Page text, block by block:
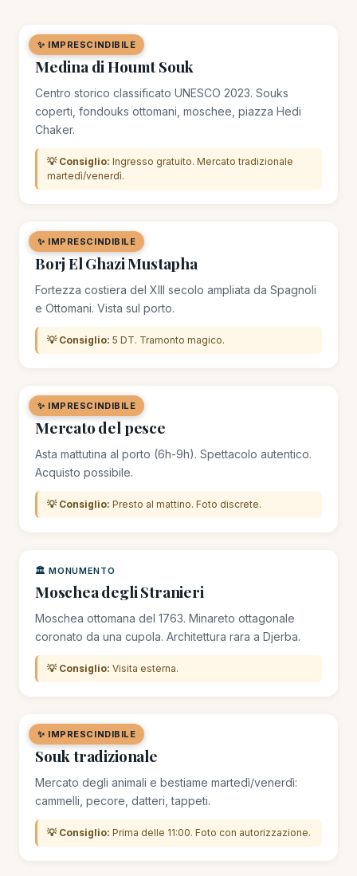
✨ IMPRESCINDIBILE
🏘️ QUARTIERE
Medina di Houmt Souk
Centro storico classificato UNESCO 2023. Souks
coperti, fondouks ottomani, moschee, piazza Hedi
Chaker.
💡 Consiglio: Ingresso gratuito. Mercato tradizionale
martedì/venerdì.
✨ IMPRESCINDIBILE
🏛️ MONUMENTO
Borj El Ghazi Mustapha
Fortezza costiera del XIII secolo ampliata da Spagnoli
e Ottomani. Vista sul porto.
💡 Consiglio: 5 DT. Tramonto magico.
✨ IMPRESCINDIBILE
🛒 MERCATO / SOUK
Mercato del pesce
Asta mattutina al porto (6h-9h). Spettacolo autentico.
Acquisto possibile.
💡 Consiglio: Presto al mattino. Foto discrete.
🏛️ MONUMENTO
Moschea degli Stranieri
Moschea ottomana del 1763. Minareto ottagonale
coronato da una cupola. Architettura rara a Djerba.
💡 Consiglio: Visita esterna.
✨ IMPRESCINDIBILE
🛒 MERCATO / SOUK
Souk tradizionale
Mercato degli animali e bestiame martedì/venerdì:
cammelli, pecore, datteri, tappeti.
💡 Consiglio: Prima delle 11:00. Foto con autorizzazione.